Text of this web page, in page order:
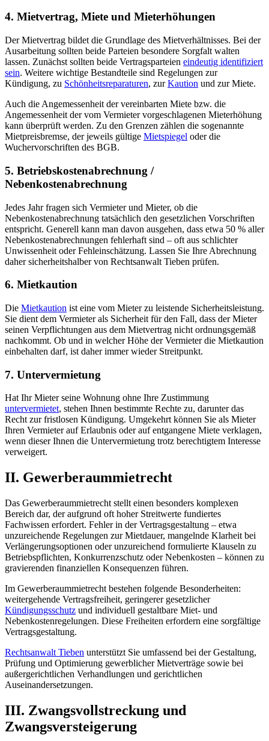
4. Mietvertrag, Miete und Mieterhöhungen
Der Mietvertrag bildet die Grundlage des Mietverhältnisses. Bei der
Ausarbeitung sollten beide Parteien besondere Sorgfalt walten
lassen. Zunächst sollten beide Vertragsparteien eindeutig identifiziert
sein. Weitere wichtige Bestandteile sind Regelungen zur
Kündigung, zu Schönheitsreparaturen, zurKaution und zur Miete.
Auch die Angemessenheit der vereinbarten Miete bzw. die
Angemessenheit der vom Vermieter vorgeschlagenen Mieterhöhung
kann überprüft werden. Zu den Grenzen zählen die sogenannte
Mietpreisbremse, der jeweils gültige Mietspiegel oder die
Wuchervorschriften des BGB.
5. Betriebskostenabrechnung /
Nebenkostenabrechnung
Jedes Jahr fragen sich Vermieter und Mieter, ob die
Nebenkostenabrechnung tatsächlich den gesetzlichen Vorschriften
entspricht. Generell kann man davon ausgehen, dass etwa 50 % aller
Nebenkostenabrechnungen fehlerhaft sind – oft aus schlichter
Unwissenheit oder Fehleinschätzung. Lassen Sie Ihre Abrechnung
daher sicherheitshalber von Rechtsanwalt Tieben prüfen.
6. Mietkaution
Die Mietkaution ist eine vom Mieter zu leistende Sicherheitsleistung.
Sie dient dem Vermieter als Sicherheit für den Fall, dass der Mieter
seinen Verpflichtungen aus dem Mietvertrag nicht ordnungsgemäß
nachkommt. Ob und in welcher Höhe der Vermieter die Mietkaution
einbehalten darf, ist daher immer wieder Streitpunkt.
7. Untervermietung
Hat Ihr Mieter seine Wohnung ohne Ihre Zustimmung
untervermietet, stehen Ihnen bestimmte Rechte zu, darunter das
Recht zur fristlosen Kündigung. Umgekehrt können Sie als Mieter
Ihren Vermieter auf Erlaubnis oder auf entgangene Miete verklagen,
wenn dieser Ihnen die Untervermietung trotz berechtigtem Interesse
verweigert.
II. Gewerberaummietrecht
Das Gewerberaummietrecht stellt einen besonders komplexen
Bereich dar, der aufgrund oft hoher Streitwerte fundiertes
Fachwissen erfordert. Fehler in der Vertragsgestaltung – etwa
unzureichende Regelungen zur Mietdauer, mangelnde Klarheit bei
Verlängerungsoptionen oder unzureichend formulierte Klauseln zu
Betriebspflichten, Konkurrenzschutz oder Nebenkosten – können zu
gravierenden finanziellen Konsequenzen führen.
Im Gewerberaummietrecht bestehen folgende Besonderheiten:
weitergehende Vertragsfreiheit, geringerer gesetzlicher
Kündigungsschutz und individuell gestaltbare Miet- und
Nebenkostenregelungen. Diese Freiheiten erfordern eine sorgfältige
Vertragsgestaltung.
Rechtsanwalt Tieben unterstützt Sie umfassend bei der Gestaltung,
Prüfung und Optimierung gewerblicher Mietverträge sowie bei
außergerichtlichen Verhandlungen und gerichtlichen
Auseinandersetzungen.
III. Zwangsvollstreckung und
Zwangsversteigerung